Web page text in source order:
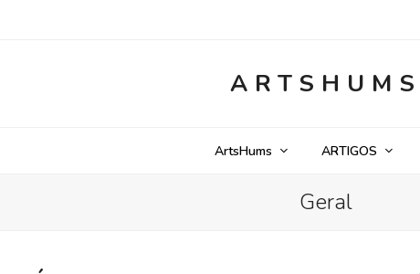
ARTSHUMS
ArtsHums ARTIGOS
Geral